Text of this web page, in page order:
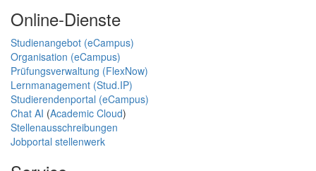
Online-Dienste
Studienangebot (eCampus)
Organisation (eCampus)
Prüfungsverwaltung (FlexNow)
Lernmanagement (Stud.IP)
Studierendenportal (eCampus)
Chat AI (Academic Cloud)
Stellenausschreibungen
Jobportal stellenwerk